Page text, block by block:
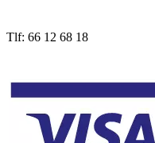
Tlf: 66 12 68 18